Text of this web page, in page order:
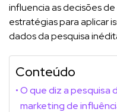
influencia as decisões
estratégias para aplicar
dados da pesquisa
Conteúdo
O que diz a pesquisa
marketing de